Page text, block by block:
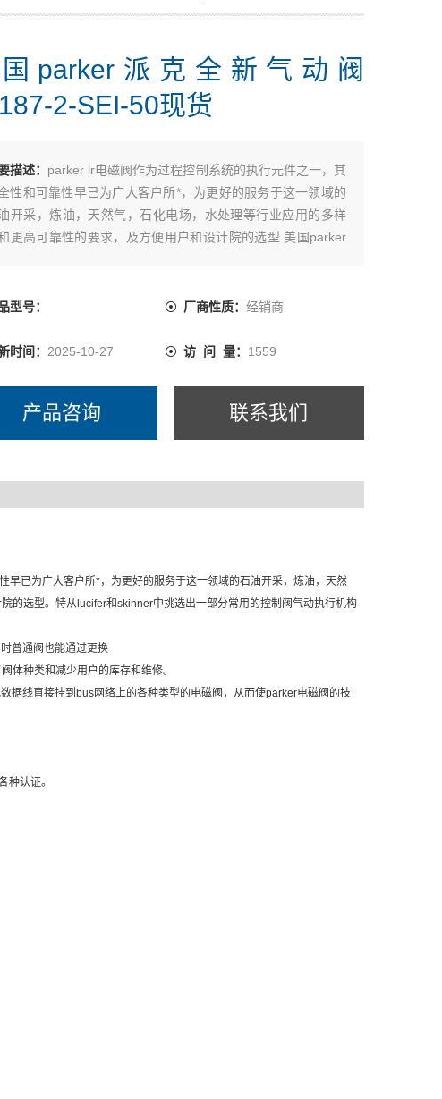
2-SEI-50现货
parker派克全新气动阀
2-SEI-50现货
描述： parker lr电磁阀作为过程控制系统的执行元件之一，其
性和可靠性早已为广大客户所*，为更好的服务于这一领域的
开采，炼油，天然气，石化电场，水处理等行业应用的多样
更高可靠性的要求，及方便用户和设计院的选型 美国parker
型号： 厂商性质： 经销商
时间： 2025-10-27 访 问 量： 1559
产品咨询 联系我们
已为广大客户所*，为更好的服务于这一领域的石油开采，炼油，天然
的选型。特从lucifer和skinner中挑选出一部分常用的控制阀气动执行机构
普通阀也能通过更换
体种类和减少用户的库存和维修。
据线直接挂到bus网络上的各种类型的电磁阀，从而使parker电磁阀的技
种认证。